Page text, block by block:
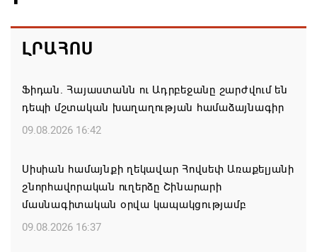
ԼՐԱՀՈՍ
Ֆիդան. Հայաստանն ու Ադրբեջանը շարժվում են
դեպի մշտական խաղաղության համաձայնագիր
09.08.2026 16:42
Սիսիան համայնքի ղեկավար Հովսեփ Առաքելյանի
շնորհավորական ուղերձը Շինարարի
մասնագիտական օրվա կապակցությամբ
09.08.2026 16:37